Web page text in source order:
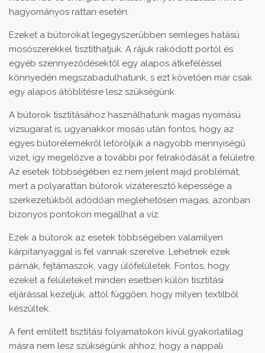
hagyományos rattan esetén.
Ezeket a bútorokat legegyszerűbben semleges hatású
mosószerekkel tisztíthatjuk. A rájuk rakódott portól és
egyéb szennyeződésektől egy alapos átkeféléssel
könnyedén megszabadulhatunk, s ezt követően már csak
egy alapos átöblítésre lesz szükségünk.
A bútorok tisztításához használhatunk magas nyomású
vízsugarat is, ugyanakkor mosás után fontos, hogy az
egyes bútorelemekről letöröljük a nagyobb mennyiségű
vizet, így megelőzve a további por felrakódását a felületre.
Az esetek többségében ez nem jelent majd problémát,
mert a polyarattan bútorok vízáteresztő képessége a
szerkezetükből adódóan meglehetősen magas, azonban
bizonyos pontokon megállhat a víz.
Ezek a bútorok az esetek többségében valamilyen
kárpitanyaggal is fel vannak szerelve. Lehetnek ezek
párnák, fejtámaszok, vagy ülőfelületek. Fontos, hogy
ezeket a felületeket minden esetben külön tisztítási
eljárással kezeljük, attól függően, hogy milyen textilből
készültek.
A fent említett tisztítási folyamatokon kívül gyakorlatilag
másra nem lesz szükségünk ahhoz, hogy a nappali